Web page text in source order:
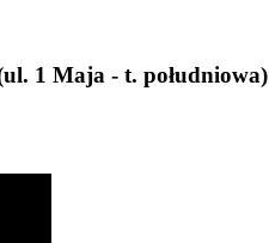
1 Maja - t. południowa)